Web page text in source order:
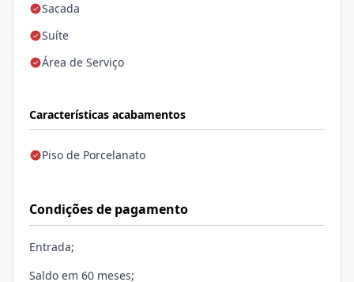
Sacada
Suíte
Área de Serviço
Características acabamentos
Piso de Porcelanato
Condições de pagamento
Entrada;
Saldo em 60 meses;